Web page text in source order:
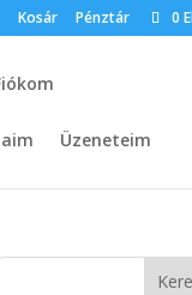
Kosár Pénztár 0
Üzeneteim